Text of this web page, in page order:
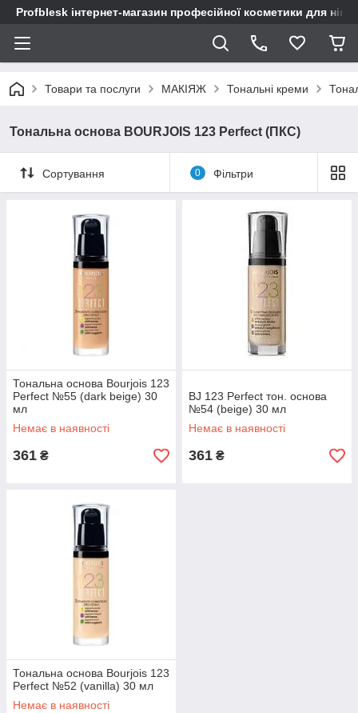
Profblesk інтернет-магазин професійної косметики для
Товари та послуги МАКІЯЖ Тональні креми
Тональна основа BOURJOIS 123 Perfect (ПКС)
Сортування 0 Фільтри
Тональна основа Bourjois 123
Perfect №55 (dark beige) 30
мл
Немає в наявності
361 ₴
BJ 123 Perfect тон. основа
№54 (beige) 30 мл
Немає в наявності
361 ₴
Тональна основа Bourjois 123
Perfect №52 (vanilla) 30 мл
Немає в наявності